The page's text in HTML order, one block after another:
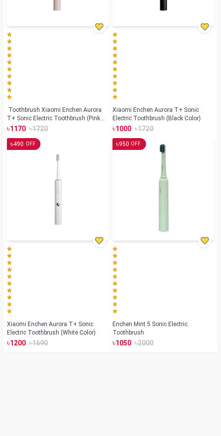
Toothbrush Xiaomi Enchen Aurora
T+ Sonic Electric Toothbrush (Pink
Color)
৳1170 ৳1720
Xiaomi Enchen Aurora T+ Sonic
Electric Toothbrush (Black Color)
৳1000 ৳1720
৳490 OFF
Xiaomi Enchen Aurora T+ Sonic
Electric Toothbrush (White Color)
৳1200 ৳1690
৳950 OFF
Enchen Mint 5 Sonic Electric
Toothbrush
৳1050 ৳2000